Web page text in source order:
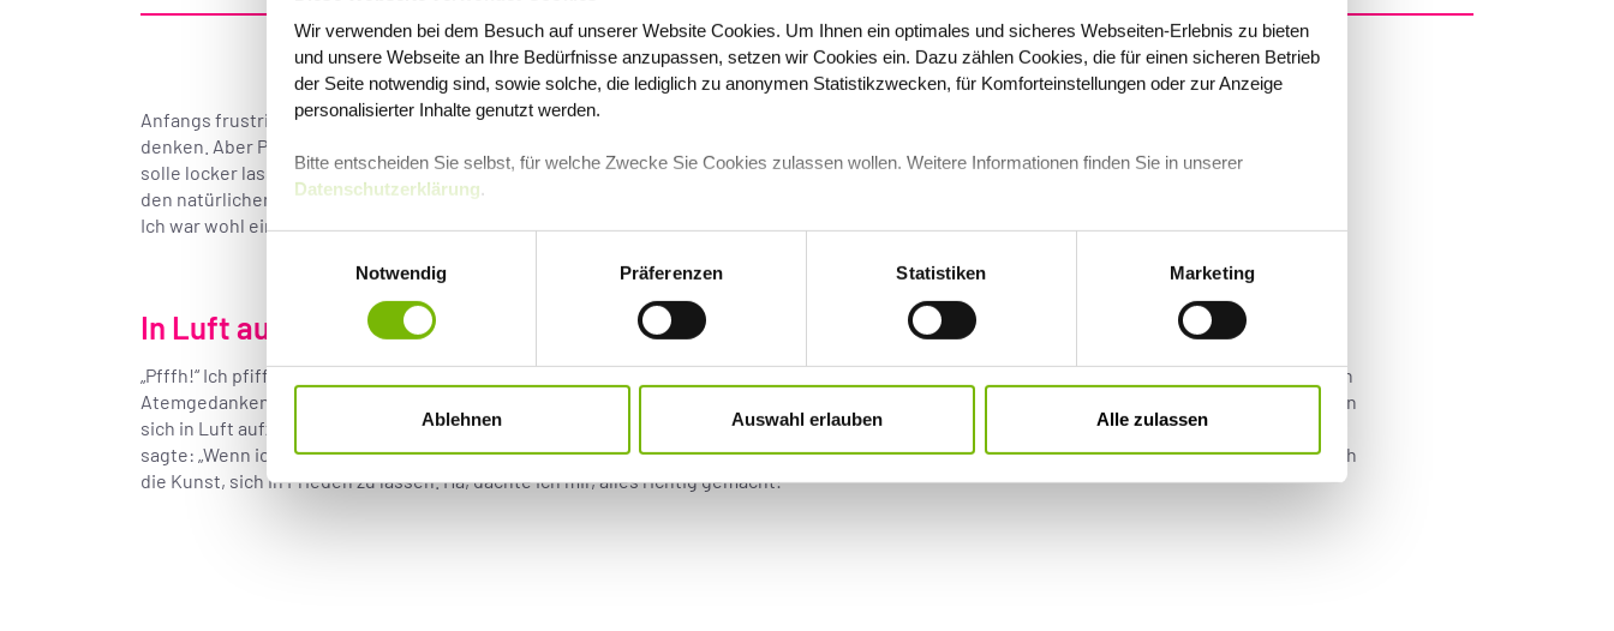
Wir verwenden bei dem Besuch auf unserer Website Cookies. Um Ihnen ein optimales und sicheres Webseiten-Erlebnis zu bieten
und unsere Webseite an Ihre Bedürfnisse anzupassen, setzen wir Cookies ein. Dazu zählen Cookies, die für einen sicheren Betrieb
der Seite notwendig sind, sowie solche, die lediglich zu anonymen Statistikzwecken, für Komforteinstellungen oder zur Anzeige
personalisierter Inhalte genutzt werden.
Bitte entscheiden Sie selbst, für welche Zwecke Sie Cookies zulassen wollen. Weitere Informationen finden Sie in unserer
Datenschutzerklärung
Notwendig
Präferenzen Statistiken Marketing
Ablehnen Auswahl erlauben Alle zulassen
Anfangs frustriert, probierte ich es immer mal wieder, tief in den Bauch zu atmen, den Fluss zu spüren, ganz locker zu sein – am besten gar nicht
denken. Aber Pustekuchen: Wenn Sie mir sagen, ich solle nicht denken, springen sofort sämtliche Rädchen im Hirn an. Wenn Sie mir sagen, ich
solle locker lassen, spüre ich mehr und mehr, wie meine Muskeln sich anspannen vor lauter Lockerlassen. Wenn Sie mir sagen, ich solle erst mal
den natürlichen Fluss meines Atems spüren, beginne ich auffällig unnatürlich zu schnauben. Der sehr, sehr kleine Buddha in mir ging in die Luft:
Ich war wohl einfach zu doof oder zu westlich oder zu deutsch für derlei Bewusstseinsstufen!
In Luft aufgelöst
„Pfffh!“ Ich pfiff auf die bewusste Atmung – man muss ja nicht auf jeden Atemzug aufspringen. Dachte ich. Und wurde dennoch immer wieder von
Atemgedanken eingeholt. Irgendwann klappte es dann tatsächlich. Ich weiß nicht mehr, wann und wie, aber die Sperre unter meiner Brust schien
sich in Luft aufzulösen – im wahrsten Sinne des Wortes. Erst vor Kurzem las ich über den französischen Meditationslehrer Fabrice Midal, der
sagte: „Wenn ich mir die Anweisung gebe, mich zu entspannen, ist dies das sicherste Mittel, mich noch mehr zu verkrampfen.“Meditationsei auch
die Kunst, sich in Frieden zu lassen. Ha, dachte ich mir, alles richtig gemacht!